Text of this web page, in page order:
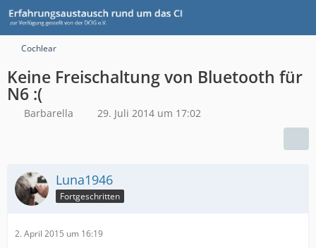
Cochlear
Keine Freischaltung von Bluetooth für
N6 :(
Barbarella 29. Juli 2014 um 17:02
Luna1946
Fortgeschritten
2. April 2015 um 16:19